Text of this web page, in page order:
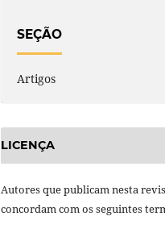
SEÇÃO
Artigos
LICENÇA
Autores que publicam nesta
concordam com os seguintes